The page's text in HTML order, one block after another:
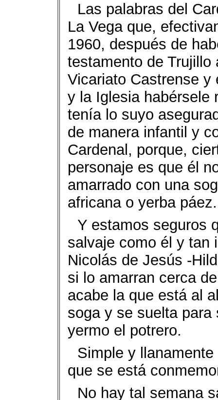
Las palabras del
La Vega que,
1960, después de
testamento de
Vicariato Castrense y
y la Iglesia habérsele
tenía lo suyo
de manera infantil y
Cardenal, porque,
personaje es que él
amarrado con una
africana o yerba páez.
Y estamos seguros
salvaje como él y tan
Nicolás de Jesús -
si lo amarran cerca
acabe la que está al
soga y se suelta
yermo el potrero.
Simple y
que se está
No hay tal semana